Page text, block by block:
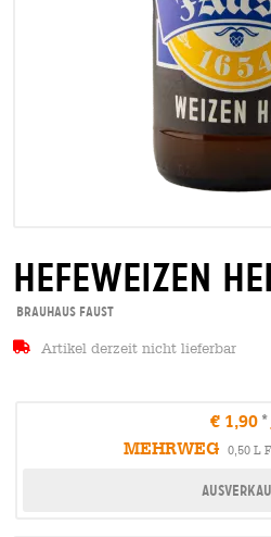
hefeweizen
Brauhaus Faust
Artikel derzeit nicht lieferbar
€ 1,90
MEHRWEG
0,50 L